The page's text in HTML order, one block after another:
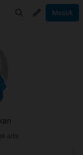
Masuk
ada